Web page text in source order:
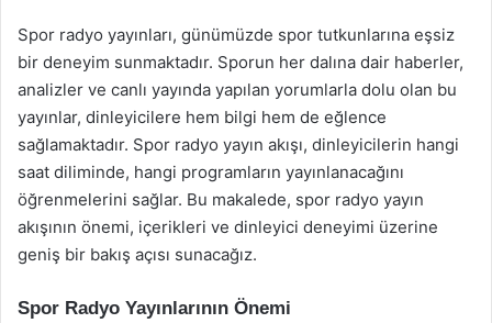
Spor radyo yayınları, günümüzde spor tutkunlarına eşsiz
bir deneyim sunmaktadır. Sporun her dalına dair haberler,
analizler ve canlı yayında yapılan yorumlarla dolu olan bu
yayınlar, dinleyicilere hem bilgi hem de eğlence
sağlamaktadır. Spor radyo yayın akışı, dinleyicilerin hangi
saat diliminde, hangi programların yayınlanacağını
öğrenmelerini sağlar. Bu makalede, spor radyo yayın
akışının önemi, içerikleri ve dinleyici deneyimi üzerine
geniş bir bakış açısı sunacağız.
Spor Radyo Yayınlarının Önemi